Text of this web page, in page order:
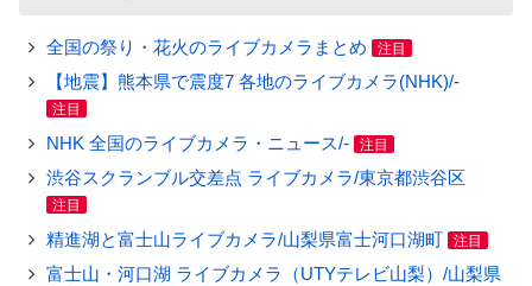
全国の祭り・花火のライブカメラまとめ 注目
【地震】熊本県で震度7 各地のライブカメラ(NHK)/-
注目
NHK 全国のライブカメラ・ニュース/- 注目
渋谷スクランブル交差点 ライブカメラ/東京都渋谷区
注目
精進湖と富士山ライブカメラ/山梨県富士河口湖町 注目
富士山・河口湖 ライブカメラ（UTYテレビ山梨）/山梨県